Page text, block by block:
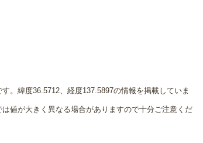
。緯度36.5712、経度137.5897の情報を掲載していま
値が大きく異なる場合がありますので十分ご注意くだ